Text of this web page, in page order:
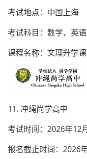
考试地点：中国上海
考试科目：数学，英
课程名称：文理升学
11. 冲绳尚学高中
考试时间：2026年12
报名截止时间：2026